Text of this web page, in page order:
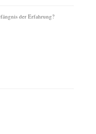
der Erfahrung?